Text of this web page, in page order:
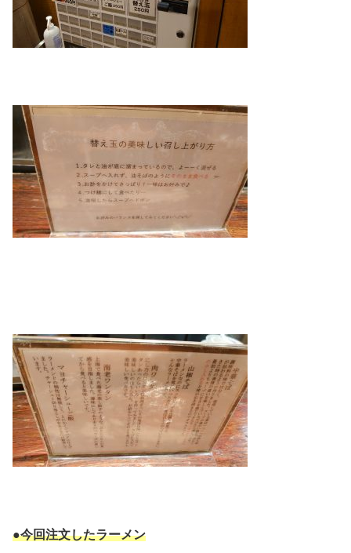
●今回注文したラーメン